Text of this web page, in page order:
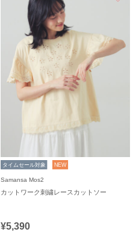
タイムセール対象 NEW
Samansa Mos2
カットワーク刺繍レースカットソー
¥5,390